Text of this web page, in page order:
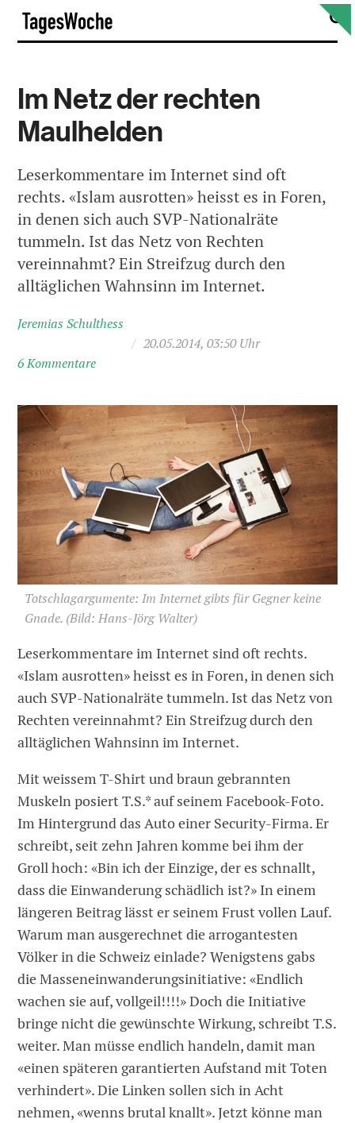
Skip
content
Im Netz der rechten
Maulhelden
Leserkommentare im Internet sind oft
rechts. «Islam ausrotten» heisst es in Foren,
in denen sich auch SVP-Nationalräte
tummeln. Ist das Netz von Rechten
vereinnahmt? Ein Streifzug durch den
alltäglichen Wahnsinn im Internet.
Jeremias Schulthess
/ 20.05.2014, 03:50 Uhr
6 Kommentare
Totschlagargumente: Im Internet gibts für Gegner keine
Gnade. (Bild: Hans-Jörg Walter)
Leserkommentare im Internet sind oft rechts.
«Islam ausrotten» heisst es in Foren, in denen sich
auch SVP-Nationalräte tummeln. Ist das Netz von
Rechten vereinnahmt? Ein Streifzug durch den
alltäglichen Wahnsinn im Internet.
Mit weissem T-Shirt und braun gebrannten
Muskeln posiert T.S.* auf seinem Facebook-Foto.
Im Hintergrund das Auto einer Security-Firma. Er
schreibt, seit zehn Jahren komme bei ihm der
Groll hoch: «Bin ich der Einzige, der es schnallt,
dass die Einwanderung schädlich ist?» In einem
längeren Beitrag lässt er seinem Frust vollen Lauf.
Warum man ausgerechnet die arrogantesten
Völker in die Schweiz einlade? Wenigstens gabs
die Masseneinwanderungsinitiative: «Endlich
wachen sie auf, vollgeil!!!!» Doch die Initiative
bringe nicht die gewünschte Wirkung, schreibt T.S.
weiter. Man müsse endlich handeln, damit man
«einen späteren garantierten Aufstand mit Toten
verhindert». Die Linken sollen sich in Acht
nehmen, «wenns brutal knallt». Jetzt könne man